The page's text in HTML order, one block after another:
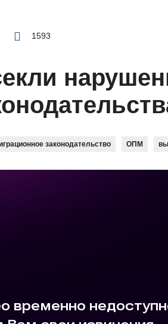
1593
законодательство ОПМ